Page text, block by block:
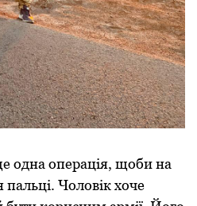
одна операція, щоби на
пальці. Чоловік хоче